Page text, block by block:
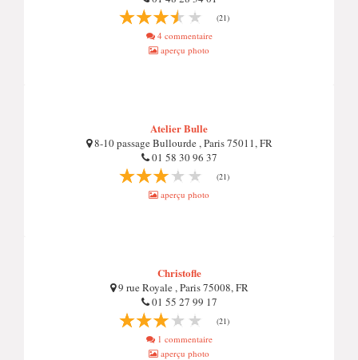
(21)
4 commentaire
aperçu photo
Atelier Bulle
8-10 passage Bullourde , Paris 75011, FR
01 58 30 96 37
(21)
aperçu photo
Christofle
9 rue Royale , Paris 75008, FR
01 55 27 99 17
(21)
1 commentaire
aperçu photo